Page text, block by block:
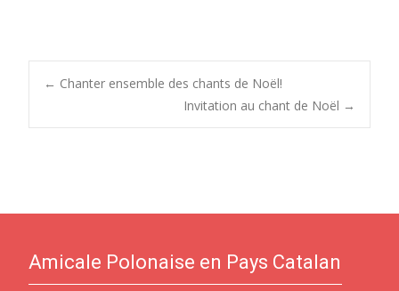
Post
← Chanter ensemble des chants de Noël!
Invitation au chant de Noël →
Amicale Polonaise en Pays Catalan